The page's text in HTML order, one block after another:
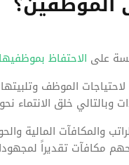
على الاحتفاظ بموظفيها
الموظف
وبالتالي خلق الانتماء
والمكافآت المالية
مكافآت تقديراً